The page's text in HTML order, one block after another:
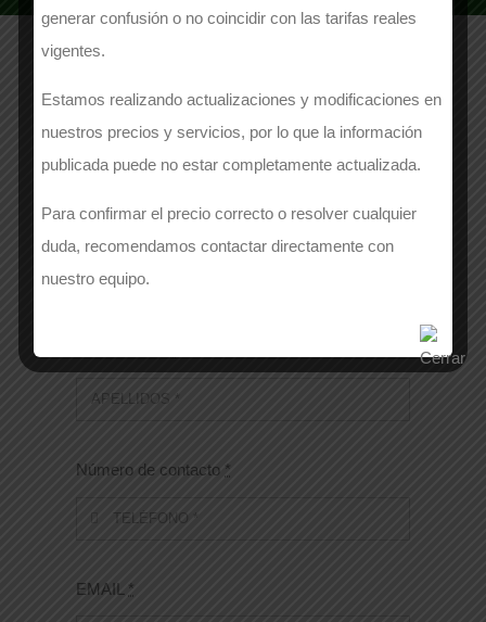
Número de contacto *
EMAIL *
generar confusión o no coincidir con las tarifas reales
vigentes.
Estamos realizando actualizaciones y modificaciones en
nuestros precios y servicios, por lo que la información
publicada puede no estar completamente actualizada.
Para confirmar el precio correcto o resolver cualquier
duda, recomendamos contactar directamente con
nuestro equipo.